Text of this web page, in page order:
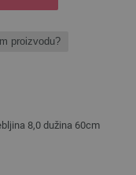
proizvodu?
8,0 dužina 60cm